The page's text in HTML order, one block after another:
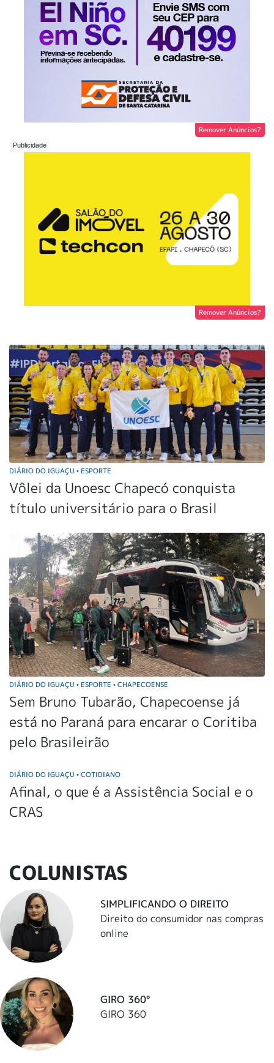
Remover Anúncios?
Remover Anúncios?
DIÁRIO DO IGUAÇU • ESPORTE
Vôlei da Unoesc Chapecó conquista
título universitário para o Brasil
DIÁRIO DO IGUAÇU • ESPORTE • CHAPECOENSE
Sem Bruno Tubarão, Chapecoense já
está no Paraná para encarar o Coritiba
pelo Brasileirão
DIÁRIO DO IGUAÇU • COTIDIANO
Afinal, o que é a Assistência Social e o
CRAS
COLUNISTAS
SIMPLIFICANDO O DIREITO
Direito do consumidor nas compras
online
GIRO 360°
GIRO 360